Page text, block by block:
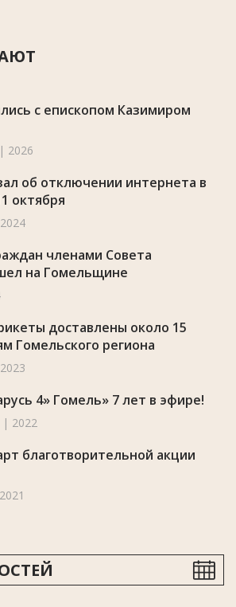
с епископом Казимиром
2026
об отключении интернета в
октября
членами Совета
на Гомельщине
доставлены около 15
Гомельского региона
4» Гомель» 7 лет в эфире!
| 2022
благотворительной акции